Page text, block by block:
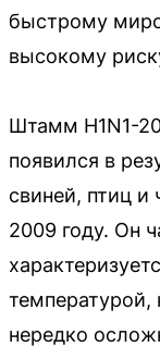
быстрому
высокому
Штамм H1N1-
появился в
свиней, птиц
2009 году. Он
нередко